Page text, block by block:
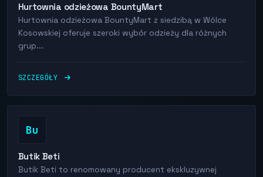
Hurtownia odzieżowa BountyMart
Hurtownia odzieżowa BountyMart z siedzibą w Wólce
Kosowskiej oferuje szeroki wybór odzieży dla różnych
grup...
SZCZEGÓŁY
Bu
Butik Beti
Butik Beti to renomowany producent ekskluzywnej